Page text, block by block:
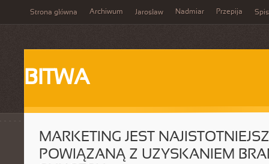
Strona główna Archiwum Jarosław Nadmiar Przepija
BITWA
MARKETING JEST
POWIĄZANĄ Z UZYSKANIEM